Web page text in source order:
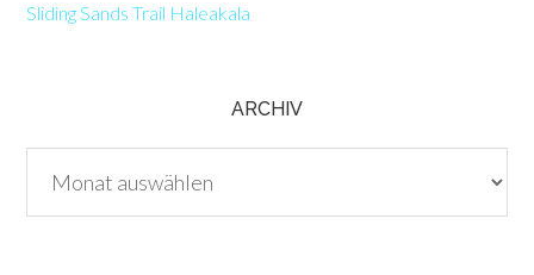
Sliding Sands Trail Haleakala
ARCHIV